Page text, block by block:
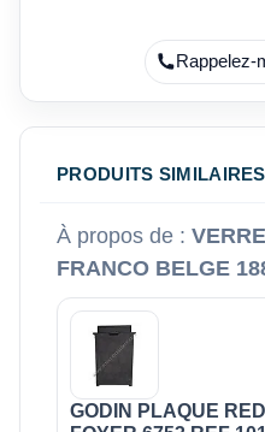
Rappelez-
PRODUITS
À propos de :
FRANCO BELGE
GODIN PLAQUE